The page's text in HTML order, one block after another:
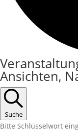
Ansichten,
Suche
Bitte Schlüsselwort